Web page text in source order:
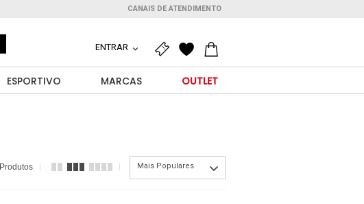
CANAIS DE ATENDIMENTO
ENTRAR
ESPORTIVO MARCAS OUTLET
Produtos Mais Populares